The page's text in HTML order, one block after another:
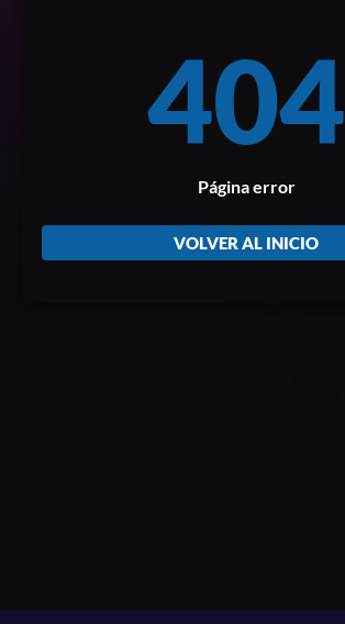
404
Página error
VOLVER AL INICIO